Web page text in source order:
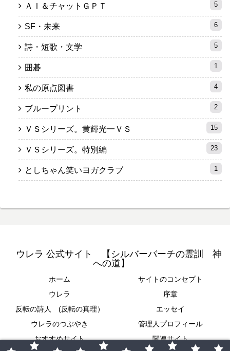
ＡＩ＆チャットＧＰＴ 5
SF・未来 6
詩・短歌・文学 5
囲碁 1
私の原点図書 4
ブループリント 2
ＶＳシリーズ。黄輝光一ＶＳ 15
ＶＳシリーズ。特別編 23
としちゃん笑いヨガクラブ 1
ウレラ 公式サイト 【シルバーバーチの霊訓 神
への道】
ホーム
サイトのコンセプト
ウレラ
序章
反転の詩人 (反転の真理）
エッセイ
ウレラのつぶやき
管理人プロフィール
おすすめサイト
関連サイト